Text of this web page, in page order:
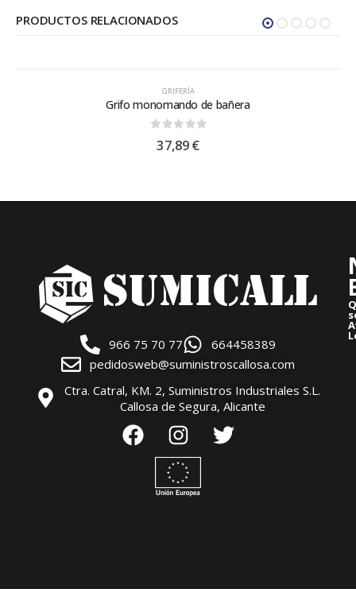
PRODUCTOS RELACIONADOS
GRIFERÍA
Grifo monomando de bañera
37,89€
966 75 70 77
664458389
pedidosweb@suministroscallosa.com
Ctra. Catral, KM. 2, Suministros Industriales S.L.
Callosa de Segura, Alicante